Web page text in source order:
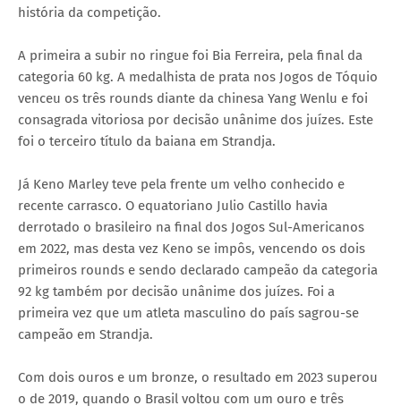
história da competição.
A primeira a subir no ringue foi Bia Ferreira, pela final da
categoria 60 kg. A medalhista de prata nos Jogos de Tóquio
venceu os três rounds diante da chinesa Yang Wenlu e foi
consagrada vitoriosa por decisão unânime dos juízes. Este
foi o terceiro título da baiana em Strandja.
Já Keno Marley teve pela frente um velho conhecido e
recente carrasco. O equatoriano Julio Castillo havia
derrotado o brasileiro na final dos Jogos Sul-Americanos
em 2022, mas desta vez Keno se impôs, vencendo os dois
primeiros rounds e sendo declarado campeão da categoria
92 kg também por decisão unânime dos juízes. Foi a
primeira vez que um atleta masculino do país sagrou-se
campeão em Strandja.
Com dois ouros e um bronze, o resultado em 2023 superou
o de 2019, quando o Brasil voltou com um ouro e três